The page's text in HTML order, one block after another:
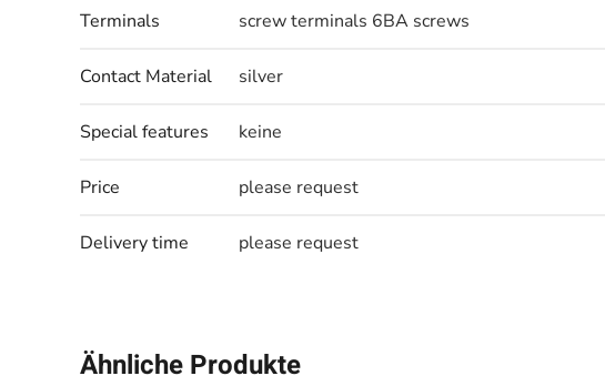
Terminals screw terminals 6BA screws
Contact Material silver
Special features keine
Price please request
Delivery time please request
Ähnliche Produkte